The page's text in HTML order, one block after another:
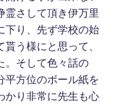
霊さして頂き伊万里
下り、先ず学校の始
う様にと思って、
。そして色々話の
平方位のボール紙を
かり非常に先生も心